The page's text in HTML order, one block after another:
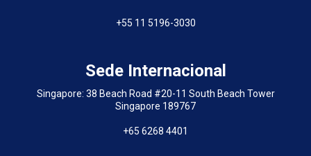
+55 11 5196-3030
Sede Internacional
Singapore: 38 Beach Road #20-11 South Beach Tower
Singapore 189767
+65 6268 4401